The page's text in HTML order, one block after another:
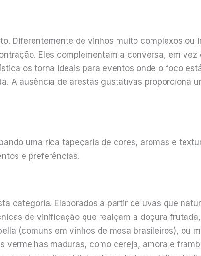
Diferentemente de vinhos muito complexos ou
Eles complementam a conversa, em vez
os torna ideais para eventos onde o foco
A ausência de arestas gustativas proporciona
uma rica tapeçaria de cores, aromas e
e preferências.
categoria. Elaborados a partir de uvas que
de vinificação que realçam a doçura
(comuns em vinhos de mesa brasileiros), ou
maduras, como cereja, amora e